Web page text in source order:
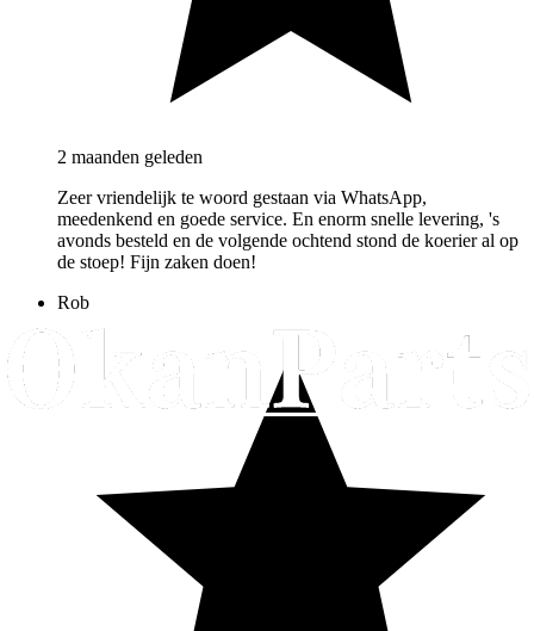
2 maanden geleden
Zeer vriendelijk te woord gestaan via WhatsApp,
meedenkend en goede service. En enorm snelle levering, 's
avonds besteld en de volgende ochtend stond de koerier al op
de stoep! Fijn zaken doen!
Rob